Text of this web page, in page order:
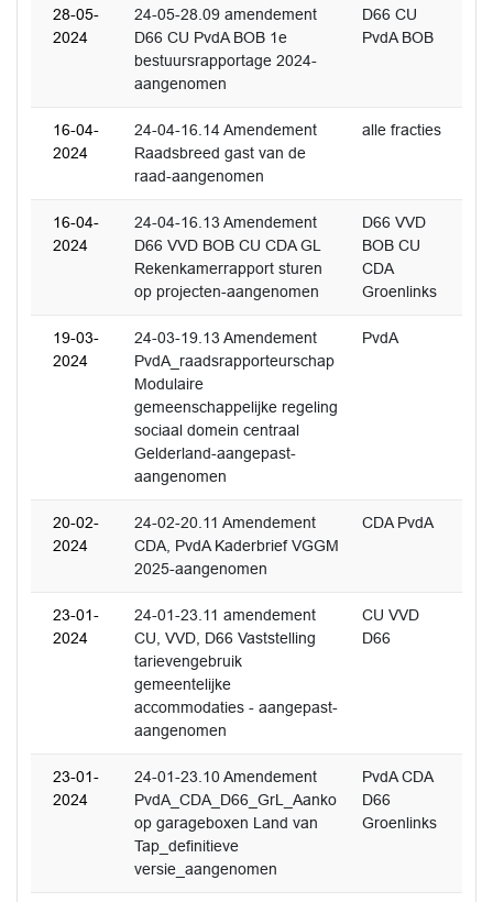
28-05-
2024
24-05-28.09 amendement
D66 CU PvdA BOB 1e
bestuursrapportage 2024-
aangenomen
D66 CU
PvdA BOB
16-04-
2024
24-04-16.14 Amendement
Raadsbreed gast van de
raad-aangenomen
alle fracties
16-04-
2024
24-04-16.13 Amendement
D66 VVD BOB CU CDA GL
Rekenkamerrapport sturen
op projecten-aangenomen
D66 VVD
BOB CU
CDA
Groenlinks
19-03-
2024
24-03-19.13 Amendement
PvdA_raadsrapporteurschap
Modulaire
gemeenschappelijke regeling
sociaal domein centraal
Gelderland-aangepast-
aangenomen
PvdA
20-02-
2024
24-02-20.11 Amendement
CDA, PvdA Kaderbrief VGGM
2025-aangenomen
CDA PvdA
23-01-
2024
24-01-23.11 amendement
CU, VVD, D66 Vaststelling
tarievengebruik
gemeentelijke
accommodaties - aangepast-
aangenomen
CU VVD
D66
23-01-
2024
24-01-23.10 Amendement
PvdA_CDA_D66_GrL_Aanko
op garageboxen Land van
Tap_definitieve
versie_aangenomen
PvdA CDA
D66
Groenlinks